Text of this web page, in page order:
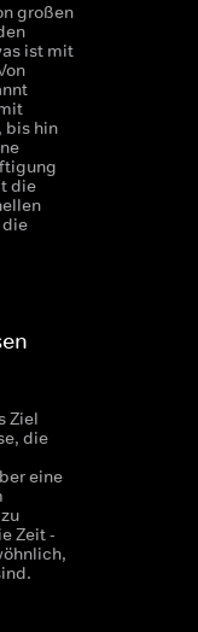
großen
ist mit
bis hin
die
die
Ziel
die
eine
Zeit -